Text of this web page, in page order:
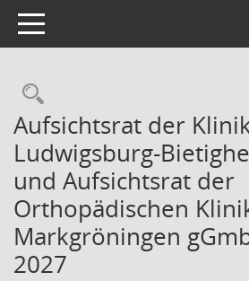
Toggle navigation
Aufsichtsrat der
Ludwigsburg-
und Aufsichtsrat der
Orthopädischen
Markgröningen
2027